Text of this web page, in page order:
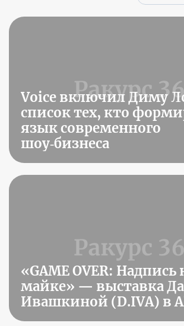
Voice включил Диму
список тех, кто
язык современного
шоу‑бизнеса
«GAME OVER: Надпись
майке» — выставка
Ивашкиной (D.IVA) в